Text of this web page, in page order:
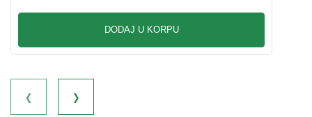
DODAJ U KORPU
‹ ›